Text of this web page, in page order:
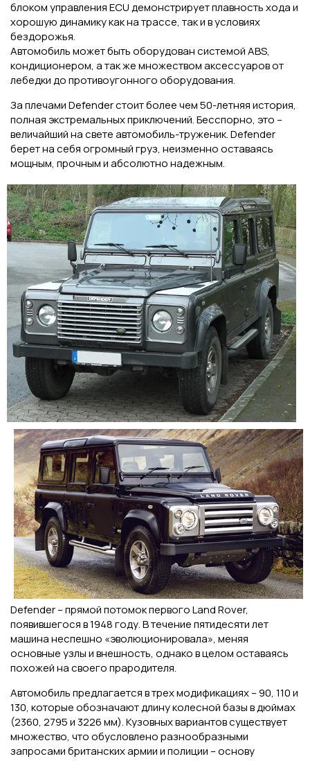
блоком управления ECU демонстрирует плавность хода и
хорошую динамику как на трассе, так и в условиях
бездорожья.
Автомобиль может быть оборудован системой ABS,
кондиционером, а так же множеством аксессуаров от
лебедки до противоугонного оборудования.
За плечами Defender стоит более чем 50-летняя история,
полная экстремальных приключений. Бесспорно, это –
величайший на свете автомобиль-труженик. Defender
берет на себя огромный груз, неизменно оставаясь
мощным, прочным и абсолютно надежным.
Defender – прямой потомок первого Land Rover,
появившегося в 1948 году. В течение пятидесяти лет
машина неспешно «эволюционировала», меняя
основные узлы и внешность, однако в целом оставаясь
похожей на своего прародителя.
Автомобиль предлагается в трех модификациях – 90, 110 и
130, которые обозначают длину колесной базы в дюймах
(2360, 2795 и 3226 мм). Кузовных вариантов существует
множество, что обусловлено разнообразными
запросами британских армии и полиции – основу